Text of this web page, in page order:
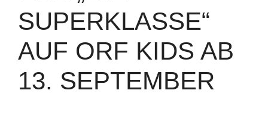
SUPERKLASSE“
AUF ORF KIDS AB
13. SEPTEMBER